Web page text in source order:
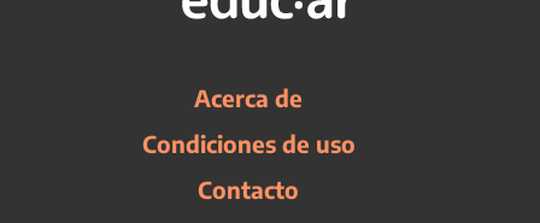
Acerca de
Condiciones de uso
Contacto